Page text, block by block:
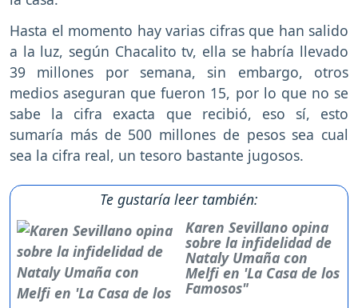
Hasta el momento hay varias cifras que han salido
a la luz, según Chacalito tv, ella se habría llevado
39 millones por semana, sin embargo, otros
medios aseguran que fueron 15, por lo que no se
sabe la cifra exacta que recibió, eso sí, esto
sumaría más de 500 millones de pesos sea cual
sea la cifra real, un tesoro bastante jugosos.
Te gustaría leer también:
Karen Sevillano opina
sobre la infidelidad de
Nataly Umaña con
Melfi en 'La Casa de los
Famosos"